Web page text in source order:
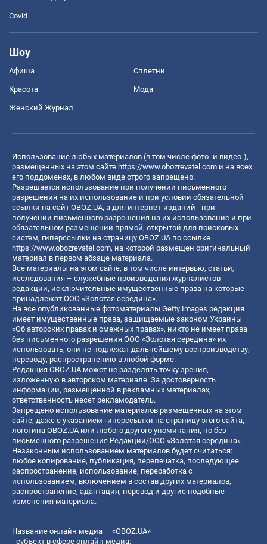
Covid
Шоу
Афиша Сплетни
Красота Мода
Женский Журнал
Использование любых материалов (в том числе фото- и видео-),
размещенных на этом сайте https://www.obozrevatel.com и на всех
его поддоменах, в любом виде строго запрещено.
Разрешается использование при получении письменного
разрешения на их использование и при условии обязательной
ссылки на сайт OBOZ.UA, а для интернет-изданий - при
получении письменного разрешения на их использование и при
обязательном размещении прямой, открытой для поисковых
систем, гиперссылки на страницу OBOZ.UA по ссылке
https://www.obozrevatel.com, на которой размещен оригинальный
материал в первом абзаце материала.
Все материалы на этом сайте, в том числе интервью, статьи,
исследования – служебные произведения журналистов
редакции, исключительные имущественные права на которые
принадлежат ООО «Золотая середина».
На все опубликованные фотоматериалы Getty Images редакция
имеет имущественные права, защищаемые законом Украины
«Об авторских правах и смежных правах», никто не имеет права
без письменного разрешения ООО «Золотая середина» их
использовать, они не подлежат дальнейшему воспроизводству,
переводу, распространению в любой форме.
Редакция OBOZ.UA может не разделять точку зрения,
изложенную в авторском материале. За достоверность
информации, размещенной в рекламных материалах,
ответственность несет рекламодатель.
Запрещено использование материалов размещенных на этом
сайте, даже с указанием гиперссылки на страницу этого сайта,
логотипа OBOZ.UA или любого другого упоминания, но без
письменного разрешения Редакции/ООО «Золотая середина»
Незаконным использованием материалов будет считаться:
любое копирование, публикация, перепечатка, последующее
распространение, использование, переработка с
использованием, включением в состав других материалов,
распространение, адаптация, перевод и другие подобные
изменения материала.
Название онлайн медиа — «OBOZ.UA»
- субъект в сфере онлайн медиа;